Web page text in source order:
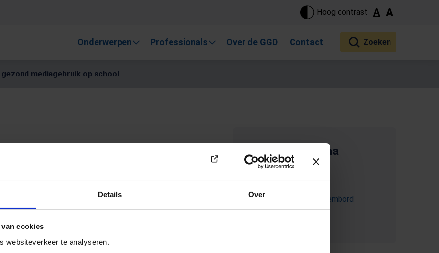
(Opent in een nieuw tabblad)
Details Over
cookies
websiteverkeer te analyseren.
Hoog contrast A A
Onderwerpen Professionals Over de GGD Contact
de pijlen om omhoog en omlaag te gaan naar de gewenste pagina. Touch-apparaat gebruikers, bewegen door aanraking
mediagebruik op school
veilig en
op school
mediagebruik. Zo weten leerlingen,
dit voorbeeld van Bureau Jeugd &
Deel deze pagina
Kopieer link naar klembord